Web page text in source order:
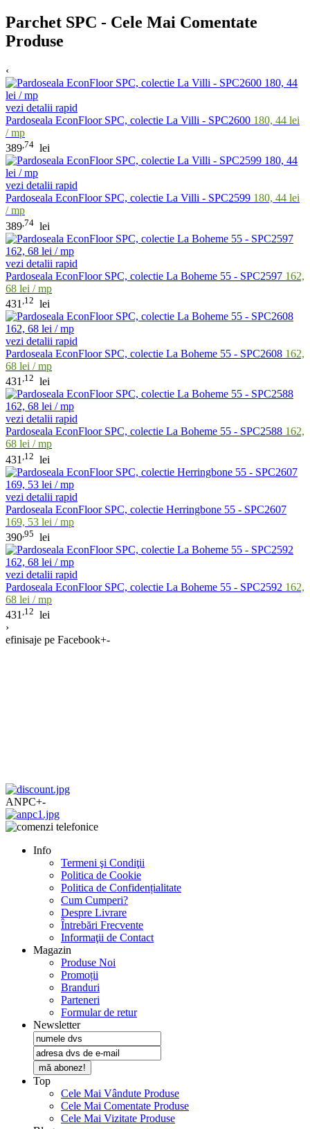
Parchet SPC - Cele Mai Comentate
Produse
‹
vezi detalii rapid
Pardoseala EconFloor SPC, colectie La Villi - SPC2600 180, 44 lei
/ mp
389 ,74 lei
vezi detalii rapid
Pardoseala EconFloor SPC, colectie La Villi - SPC2599 180, 44 lei
/ mp
389 ,74 lei
vezi detalii rapid
Pardoseala EconFloor SPC, colectie La Boheme 55 - SPC2597 162,
68 lei / mp
431 ,12 lei
vezi detalii rapid
Pardoseala EconFloor SPC, colectie La Boheme 55 - SPC2608 162,
68 lei / mp
431 ,12 lei
vezi detalii rapid
Pardoseala EconFloor SPC, colectie La Boheme 55 - SPC2588 162,
68 lei / mp
431 ,12 lei
vezi detalii rapid
Pardoseala EconFloor SPC, colectie Herringbone 55 - SPC2607
169, 53 lei / mp
390 ,95 lei
vezi detalii rapid
Pardoseala EconFloor SPC, colectie La Boheme 55 - SPC2592 162,
68 lei / mp
431 ,12 lei
›
efinisaje pe Facebook+-
ANPC+-
Info
Termeni şi Condiţii
Politica de Cookie
Politica de Confidențialitate
Cum Cumperi?
Despre Livrare
Întrebări Frecvente
Informaţii de Contact
Magazin
Produse Noi
Promoții
Branduri
Parteneri
Formular de retur
Newsletter
mă abonez!
Top
Cele Mai Vândute Produse
Cele Mai Comentate Produse
Cele Mai Vizitate Produse